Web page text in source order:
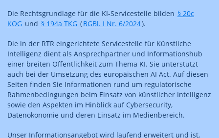
Die Rechtsgrundlage für die KI-Servicestelle bilden § 20c
KOG und § 194a TKG (BGBl. I Nr. 6/2024).
Die in der RTR eingerichtete Servicestelle für Künstliche
Intelligenz dient als Ansprechpartner und Informationshub
einer breiten Öffentlichkeit zum Thema KI. Sie unterstützt
auch bei der Umsetzung des europäischen AI Act. Auf diesen
Seiten finden Sie Informationen rund um regulatorische
Rahmenbedingungen beim Einsatz von künstlicher Intelligenz
sowie den Aspekten im Hinblick auf Cybersecurity,
Datenökonomie und deren Einsatz im Medienbereich.
Unser Informationsangebot wird laufend erweitert und ist,